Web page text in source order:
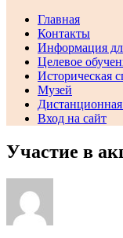
Главная
Контакты
Информация
Целевое
Историческая
Музей
Дистанционная
Вход на сайт
Участие в